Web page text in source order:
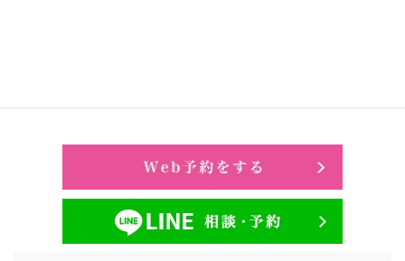
①TCBグループが患者様から取得する情報
・その他、特定の個人を識別することができる情報
②TCBグループが各種サービスの利用に関連して取得す